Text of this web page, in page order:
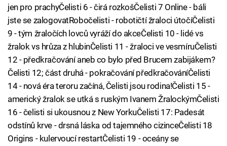
jen pro prachyČelisti 6 - čirá rozkošČelisti 7 Online - báli
jste se zalogovatRobočelisti - robotičtí žraloci útočíČelisti
9 - tým žraločích lovců vyráží do akceČelisti 10 - lidé vs
žralok vs hrůza z hlubinČelisti 11 - žraloci ve vesmíruČelisti
12 - předkračování aneb co bylo před Brucem zabijákem?
Čelisti 12; část druhá - pokračování předkračováníČelisti
14 - nová éra teroru začíná, Čelisti jsou rodina!Čelisti 15 -
americký žralok se utká s ruským Ivanem ŽralockýmČelisti
16 - čelisti si ukousnou z New YorkuČelisti 17: Padesát
odstínů krve - drsná láska od tajemného cizinceČelisti 18
Origins - kulervoucí restartČelisti 19 - oceány se